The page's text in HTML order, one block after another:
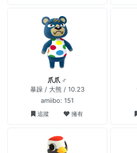
爪爪 ♂
暴躁 / 大熊 / 10.23
amiibo: 151
追蹤 擁有